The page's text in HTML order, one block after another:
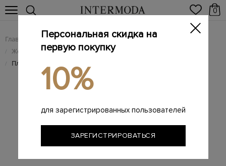
0
Главная Женщинам / Женская одежда
/ Женские брендовые топы
/ Пляжный кроп-топ Alga с эластичным лифом и принтом
Персональная скидка на
первую покупку
10%
для зарегистрированных пользователей
ЗАРЕГИСТРИРОВАТЬСЯ